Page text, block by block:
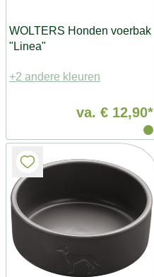
WOLTERS Honden voerbak
"Linea"
+2 andere kleuren
va. € 12,90*